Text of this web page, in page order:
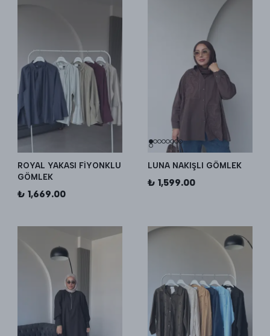
ROYAL YAKASI FİYONKLU
GÖMLEK
₺ 1,669.00
LUNA NAKIŞLI GÖMLEK
₺ 1,599.00